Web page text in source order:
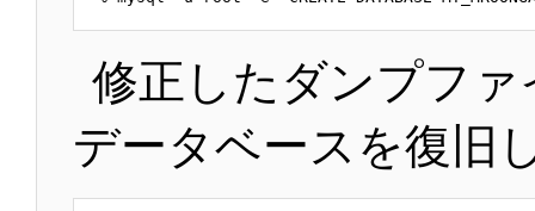
修正したダンプフ
データベースを復旧